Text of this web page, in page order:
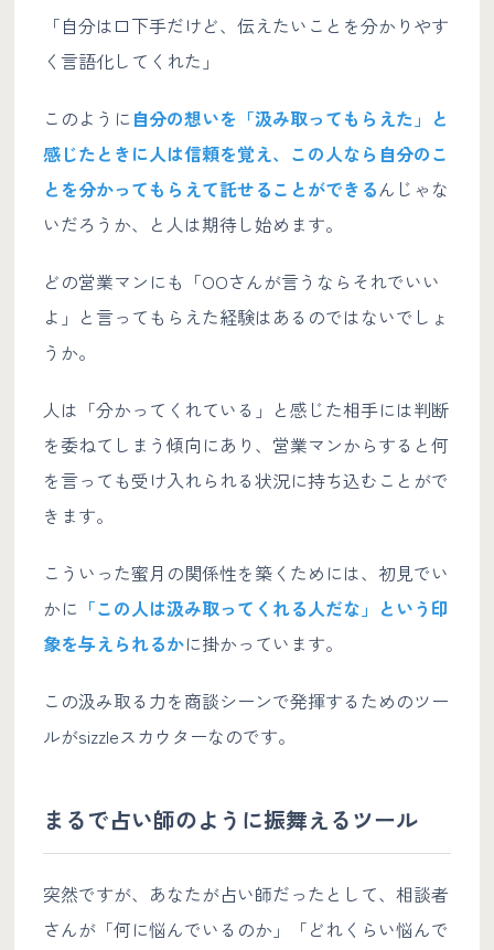
「自分は口下手だけど、伝えたいことを分かりやす
く言語化してくれた」
このように 自分の想いを「汲み取ってもらえた」と
感じたときに人は信頼を覚え、この人なら自分のこ
とを分かってもらえて託せることができるんじゃな
いだろうか、と人は期待し始めます。
どの営業マンにも「OOさんが言うならそれでいい
よ」と言ってもらえた経験はあるのではないでしょ
うか。
人は「分かってくれている」と感じた相手には判断
を委ねてしまう傾向にあり、営業マンからすると何
を言っても受け入れられる状況に持ち込むことがで
きます。
こういった蜜月の関係性を築くためには、初見でい
かに 「この人は汲み取ってくれる人だな」という印
象を与えられるかに掛かっています。
この汲み取る力を商談シーンで発揮するためのツー
ルがsizzleスカウターなのです。
まるで占い師のように振舞えるツール
突然ですが、あなたが占い師だったとして、相談者
さんが「何に悩んでいるのか」「どれくらい悩んで